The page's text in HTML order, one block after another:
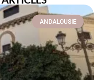
ANDALOUSIE